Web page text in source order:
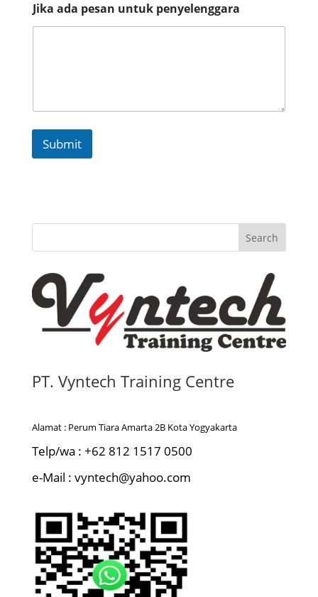
Jika ada pesan untuk penyelenggara
Submit
Search
PT. Vyntech Training Centre
Alamat : Perum Tiara Amarta 2B Kota Yogyakarta
Telp/wa : +62 812 1517 0500
e-Mail : vyntech@yahoo.com